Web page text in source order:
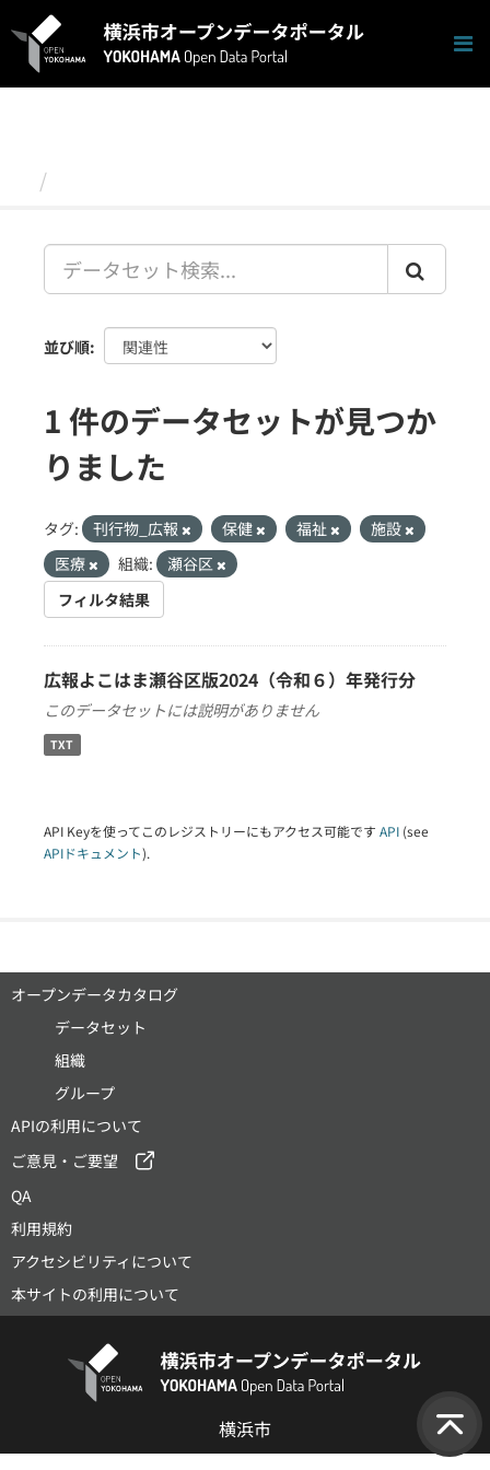
キ
並び順
1 件のデータセットが見つか
りました
タグ: 刊行物_広報 保健 福祉
施設
医療
組織:
瀬谷区
フィルタ結果
広報よこはま瀬谷区版2024（令和６）年発行分
このデータセットには説明がありません
TXT
API Keyを使ってこのレジストリーにもアクセス可能です API (see
APIドキュメント).
オープンデータカタログ
データセット
組織
グループ
APIの利用について
ご意見・ご要望
QA
利用規約
アクセシビリティについて
本サイトの利用について
横浜市